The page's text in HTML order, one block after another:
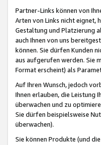
Partner-Links können von
Arten von Links nicht eignet,
Gestaltung und Platzierung
auch Ihnen von uns
können. Sie dürfen Kunden
aus aufgerufen werden. Sie
Format erscheint) als
Auf Ihren Wunsch, jedoch
Ihnen erlauben, die Leistung
überwachen und zu
Sie dürfen beispielsweise
überwachen).
Sie können Produkte (und